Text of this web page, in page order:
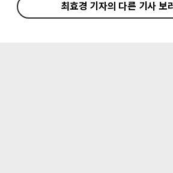
최효경 기자의 다른 기사 보